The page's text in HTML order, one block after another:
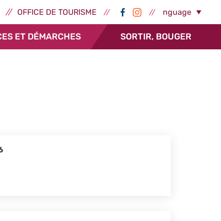
- Épernay
OFFICE DE TOURISME RéseauxSelect Language
ET DÉMARCHES SORTIR, BOUGER